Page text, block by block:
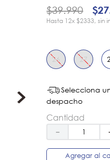
$39.990 $27
12x$2333 sin
26 27
Selecciona
despacho
Cantidad
－
Agregar al